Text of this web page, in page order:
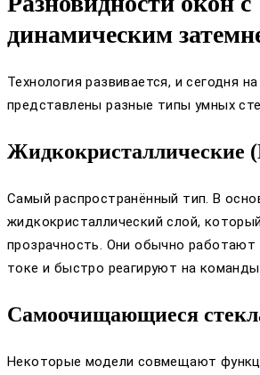
динамическим
Технология развивается, и сегодня
представлены разные типы умных
Жидкокристаллические
Самый распространённый тип. В
жидкокристаллический слой,
прозрачность. Они обычно работают
токе и быстро реагируют на
Самоочищающиеся
Некоторые модели совмещают